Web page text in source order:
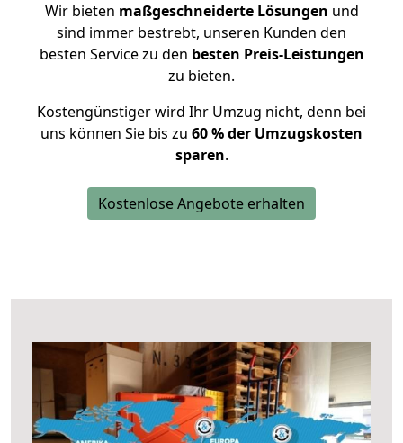
Wir bieten maßgeschneiderte Lösungen und
sind immer bestrebt, unseren Kunden den
besten Service zu den besten Preis-Leistungen
zu bieten.
Kostengünstiger wird Ihr Umzug nicht, denn bei
uns können Sie bis zu 60 % der Umzugskosten
sparen.
Kostenlose Angebote erhalten